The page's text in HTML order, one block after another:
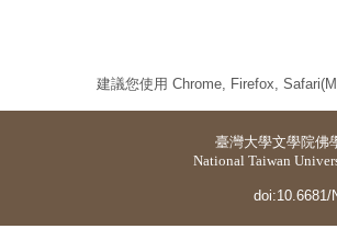
建議您使用 Chrome, Firefox,
臺灣大學文學院佛
National Taiwan
doi:10.6681/